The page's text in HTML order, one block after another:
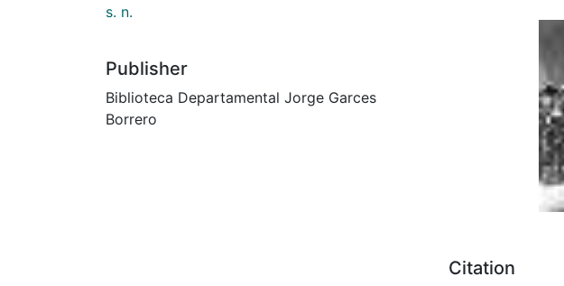
s. n.
Publisher
Biblioteca Departamental Jorge Garces
Borrero
Citation